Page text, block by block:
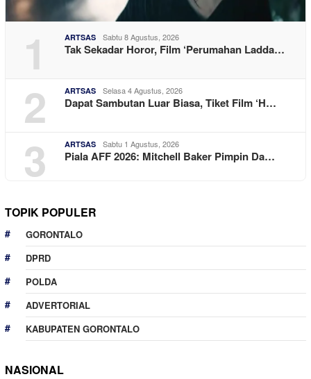
1 ARTSAS Sabtu 8 Agustus, 2026
Tak Sekadar Horor, Film ‘Perumahan Ladda…
2 ARTSAS Selasa 4 Agustus, 2026
Dapat Sambutan Luar Biasa, Tiket Film ‘H…
3 ARTSAS Sabtu 1 Agustus, 2026
Piala AFF 2026: Mitchell Baker Pimpin Da…
TOPIK POPULER
GORONTALO
DPRD
POLDA
ADVERTORIAL
KABUPATEN GORONTALO
NASIONAL